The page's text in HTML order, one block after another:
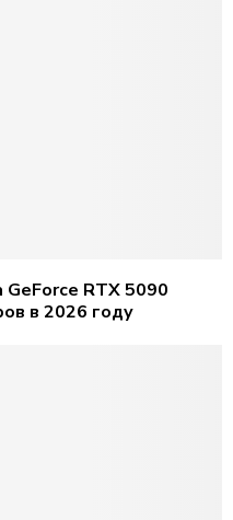
RTX 5090
в 2026 году